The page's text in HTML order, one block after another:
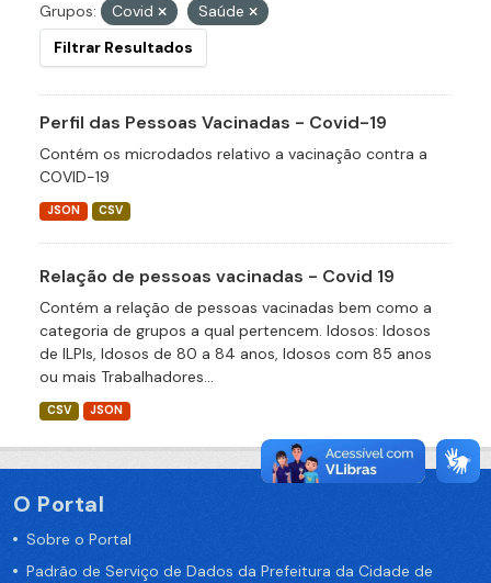
Grupos:
Covid
Saúde
Filtrar Resultados
Perfil das Pessoas Vacinadas - Covid-19
Contém os microdados relativo a vacinação contra a
COVID-19
JSON CSV
Relação de pessoas vacinadas - Covid 19
Contém a relação de pessoas vacinadas bem como a
categoria de grupos a qual pertencem. Idosos: Idosos
de ILPIs, Idosos de 80 a 84 anos, Idosos com 85 anos
ou mais Trabalhadores...
CSV JSON
O Portal
Sobre o Portal
Padrão de Serviço de Dados da Prefeitura da Cidade de